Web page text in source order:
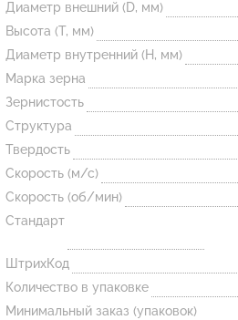
Огнеупорные
изделия
Скачать каталог
Тигель
Муфель
Черпак
Шербер
Трубка
Стержень
Пробка
Диаметр внешний (D, мм)
Высота (T, мм)
Диаметр внутренний (H, мм)
Марка зерна
Зернистость
Структура
Твердость
Скорость (м/с)
Скорость (об/мин)
Стандарт
ШтрихКод
Количество в упаковке
Минимальный заказ (упаковок)